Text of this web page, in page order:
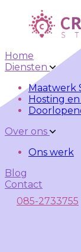
Skip to main
Home
Diensten
Maatwerk
Hosting
Over ons
Ons werk
Blog
Contact
085-2733755